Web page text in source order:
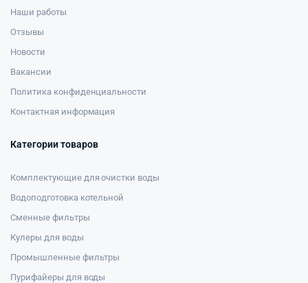
Наши работы
Отзывы
Новости
Вакансии
Политика конфиденциальности
Контактная информация
Категории товаров
Комплектующие для очистки воды
Водоподготовка котельной
Сменные фильтры
Кулеры для воды
Промышленные фильтры
Пурифайеры для воды